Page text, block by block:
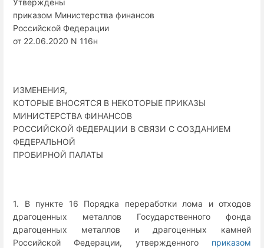
Утверждены
приказом Министерства финансов
Российской Федерации
от 22.06.2020 N 116н
ИЗМЕНЕНИЯ,
КОТОРЫЕ ВНОСЯТСЯ В НЕКОТОРЫЕ ПРИКАЗЫ
МИНИСТЕРСТВА ФИНАНСОВ
РОССИЙСКОЙ ФЕДЕРАЦИИ В СВЯЗИ С СОЗДАНИЕМ
ФЕДЕРАЛЬНОЙ
ПРОБИРНОЙ ПАЛАТЫ
1. В пункте 16 Порядка переработки лома и отходов
драгоценных металлов Государственного фонда
драгоценных металлов и драгоценных камней
Российской Федерации, утвержденного приказом